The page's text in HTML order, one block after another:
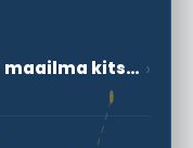
Maja aadressil Singel 7, maailma kitsaim ›